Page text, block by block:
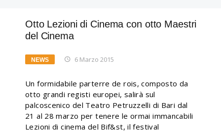
Otto Lezioni di Cinema con otto Maestri
del Cinema
NEWS 6 Marzo 2015
Un formidabile parterre de rois, composto da
otto grandi registi europei, salirà sul
palcoscenico del Teatro Petruzzelli di Bari dal
21 al 28 marzo per tenere le ormai immancabili
Lezioni di cinema del Bif&st, il festival